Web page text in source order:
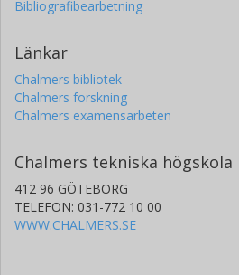
Bibliografibearbetning
Länkar
Chalmers bibliotek
Chalmers forskning
Chalmers examensarbeten
Chalmers tekniska högskola
412 96 GÖTEBORG
TELEFON: 031-772 10 00
WWW.CHALMERS.SE